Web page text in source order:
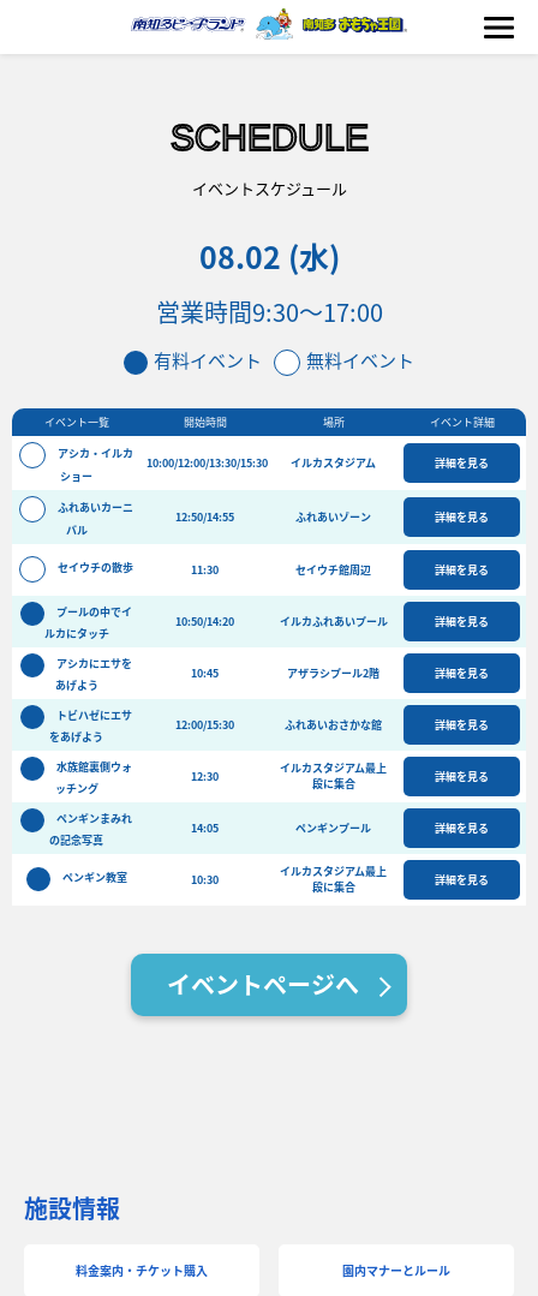
イベント
フード&ショップ
海の生きもの
おもちゃ王国
よくある質問
団体向けプラン情報 ビーチランド支援プログラム
SCHEDULE
イベントスケジュール
08.02 (水)
営業時間9:30～17:00
有料イベント 無料イベント
イベント一覧 開始時間 場所 イベント詳細
アシカ・イルカ
ショー
10:00/12:00/13:30/15:30 イルカスタジアム 詳細を見る
ふれあいカーニ
バル
12:50/14:55 ふれあいゾーン 詳細を見る
セイウチの散歩 11:30 セイウチ館周辺 詳細を見る
プールの中でイ
ルカにタッチ
10:50/14:20 イルカふれあいプール 詳細を見る
アシカにエサを
あげよう
10:45 アザラシプール2階 詳細を見る
トビハゼにエサ
をあげよう
12:00/15:30 ふれあいおさかな館 詳細を見る
水族館裏側ウォ
ッチング
12:30
イルカスタジアム最上
段に集合
詳細を見る
ペンギンまみれ
の記念写真
14:05 ペンギンプール 詳細を見る
ペンギン教室 10:30
イルカスタジアム最上
段に集合
詳細を見る
イベントページへ
施設情報
料金案内・チケット購入 園内マナーとルール